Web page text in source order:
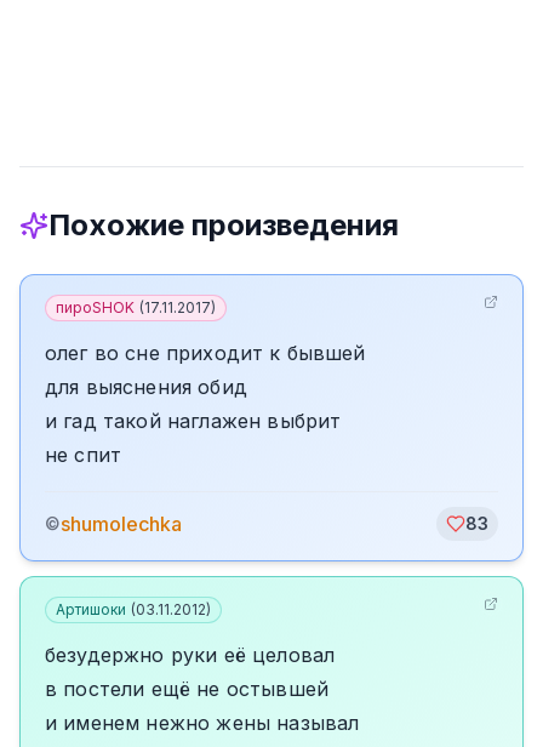
Похожие произведения
пироSHOK (17.11.2017)
олег во сне приходит к бывшей
для выяснения обид
и гад такой наглажен выбрит
не спит
©shumolechka 83
Артишоки (03.11.2012)
безудержно руки её целовал
в постели ещё не остывшей
и именем нежно жены называл